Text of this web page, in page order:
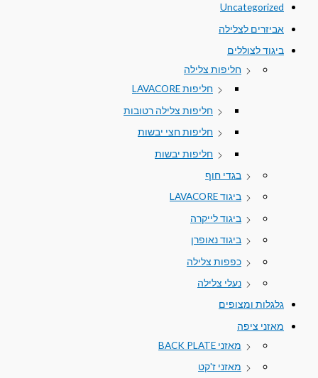
Uncategorized
אביזרים לצלילה
ביגוד לצוללים
חליפות צלילה
חליפות LAVACORE
חליפות צלילה רטובות
חליפות חצי יבשות
חליפות יבשות
בגדי חוף
ביגוד LAVACORE
ביגוד לייקרה
ביגוד נאופרן
כפפות צלילה
נעלי צלילה
גלגלות ומצופים
מאזני ציפה
מאזני BACK PLATE
מאזני ז'קט